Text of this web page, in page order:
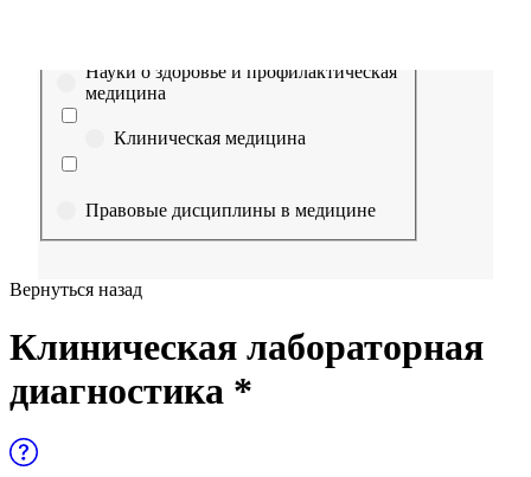
Науки о здоровье и профилактическая
медицина
Клиническая медицина
Правовые дисциплины в медицине
Управленческие дисциплины в
медицине
Вернуться назад
Клиническая лабораторная
диагностика *